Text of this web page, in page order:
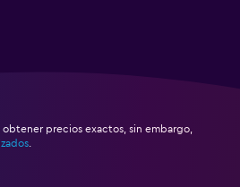
precios exactos, sin embargo,
.